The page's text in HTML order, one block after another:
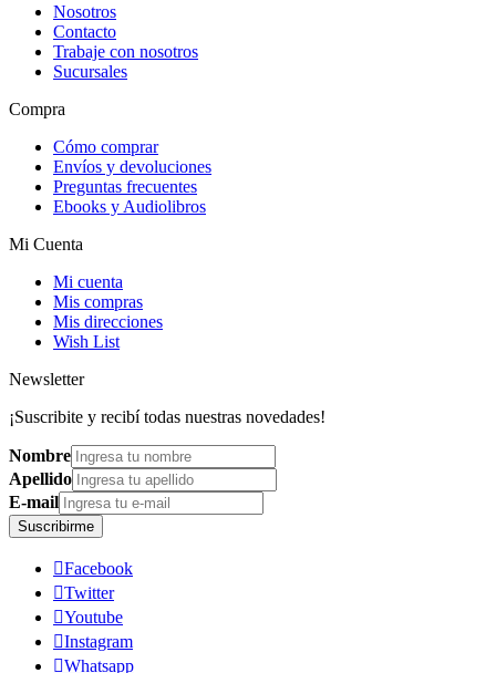
Nosotros
Contacto
Trabaje con nosotros
Sucursales
Compra
Cómo comprar
Envíos y devoluciones
Preguntas frecuentes
Ebooks y Audiolibros
Mi Cuenta
Mi cuenta
Mis compras
Mis direcciones
Wish List
Newsletter
¡Suscribite y recibí todas nuestras novedades!
Nombre
Apellido
E-mail
Suscribirme
Facebook
Twitter
Youtube
Instagram
Whatsapp